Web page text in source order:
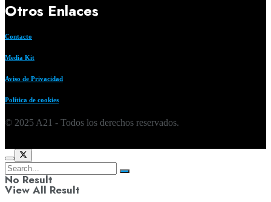
Otros Enlaces
Contacto
Media Kit
Aviso de Privacidad
Política de cookies
© 2025 A21 - Todos los derechos reservados.
No Result
View All Result